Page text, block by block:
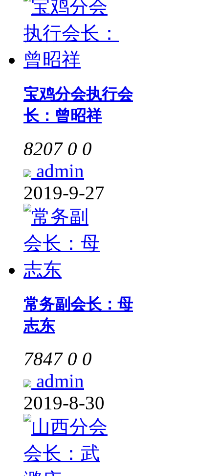
宝鸡分会执行会
长：曾昭祥
8207 0 0
admin
2019-9-27
常务副会长：母
志东
7847 0 0
admin
2019-8-30